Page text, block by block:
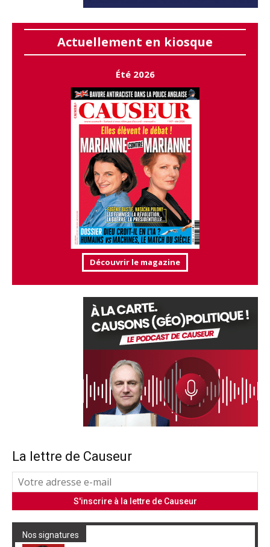
Actuellement en kiosque
Été 2026
Découvrir le magazine
La lettre de Causeur
Nos signatures